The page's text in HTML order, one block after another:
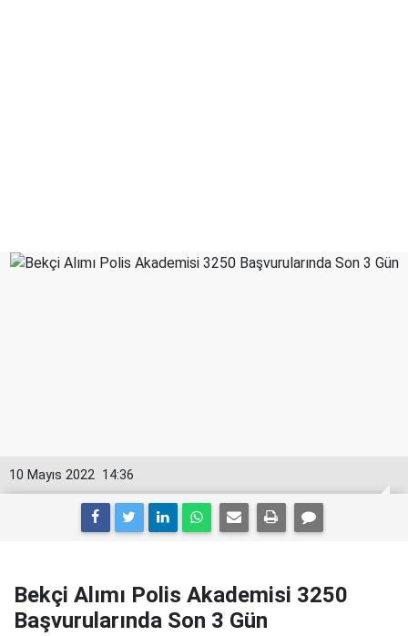
14:36
10 Mayıs 2022
Bekçi Alımı Polis Akademisi 3250
Başvurularında Son 3 Gün